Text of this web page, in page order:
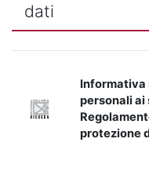
dati
Informativa
personali ai
protezione